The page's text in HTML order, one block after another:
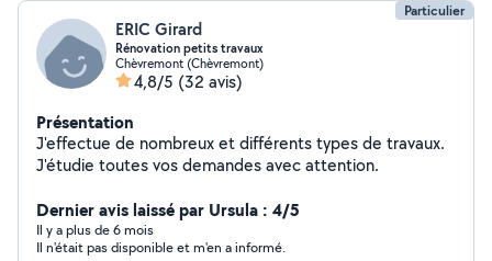
Particulier
ERIC Girard
Rénovation petits travaux
Chèvremont (Chèvremont)
4,8/5 (32 avis)
Présentation
J'effectue de nombreux et différents types de travaux.
J'étudie toutes vos demandes avec attention.
Dernier avis laissé par Ursula : 4/5
Il y a plus de 6 mois
Il n'était pas disponible et m'en a informé.